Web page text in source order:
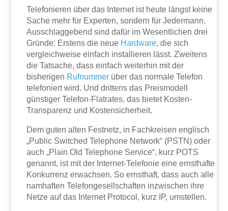
Telefonieren über das Internet ist heute längst keine
Sache mehr für Experten, sondern für Jedermann.
Ausschlaggebend sind dafür im Wesentlichen drei
Gründe: Erstens die neue Hardware, die sich
vergleichweise einfach installieren lässt. Zweitens
die Tatsache, dass einfach weiterhin mit der
bisherigen Rufnummer über das normale Telefon
telefoniert wird. Und drittens das Preismodell
günstiger Telefon-Flatrates, das bietet Kosten-
Transparenz und Kostensicherheit.
Dem guten alten Festnetz, in Fachkreisen englisch
„Public Switched Telephone Network“ (PSTN) oder
auch „Plain Old Telephone Service“, kurz POTS
genannt, ist mit der Internet-Telefonie eine ernsthafte
Konkurrenz erwachsen. So ernsthaft, dass auch alle
namhaften Telefongesellschaften inzwischen ihre
Netze auf das Internet Protocol, kurz IP, umstellen.